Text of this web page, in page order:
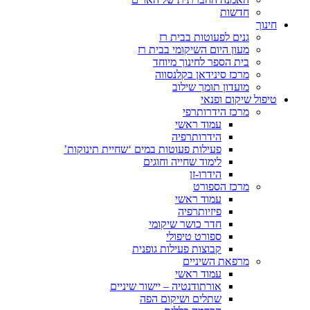
חדשות
חינוך
גנים לפעוטות בבית רז
מעון היום השיקומי בבית רז
בית הספר לחינוך מיוחד
מרכז סינידאן בקלנסווה
מועדון תומך שילוב
טיפול שיקום ופנאי
מרכז הידרותרפי
עמוד ראשי
הידרותרפיה
פעילות פעוטות במים ‘שחיית תינוקות’
לימוד שחייה וחוגים
הידרו-זן
מרכז הספורט
עמוד ראשי
פיזיותרפיה
חדר כושר שיקומי
ספורט טיפולי
קבוצות פעילות גופנית
מרפאת השיניים
עמוד ראשי
אורתודנטיה – יישור שיניים
שתלים ושיקום הפה